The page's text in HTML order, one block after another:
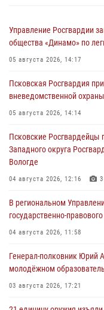
Управление Росгвардии
общества «Динамо» по
05 августа 2026, 14:17
Псковская Росгвардия
вневедомственной охраны
05 августа 2026, 14:14
Псковские Росгвардейцы
Западного округа
Вологде
04 августа 2026, 12:16 3
В региональном
государственно-
04 августа 2026, 11:58
Генерал-полковник Юрий
молодёжном
03 августа 2026, 17:21